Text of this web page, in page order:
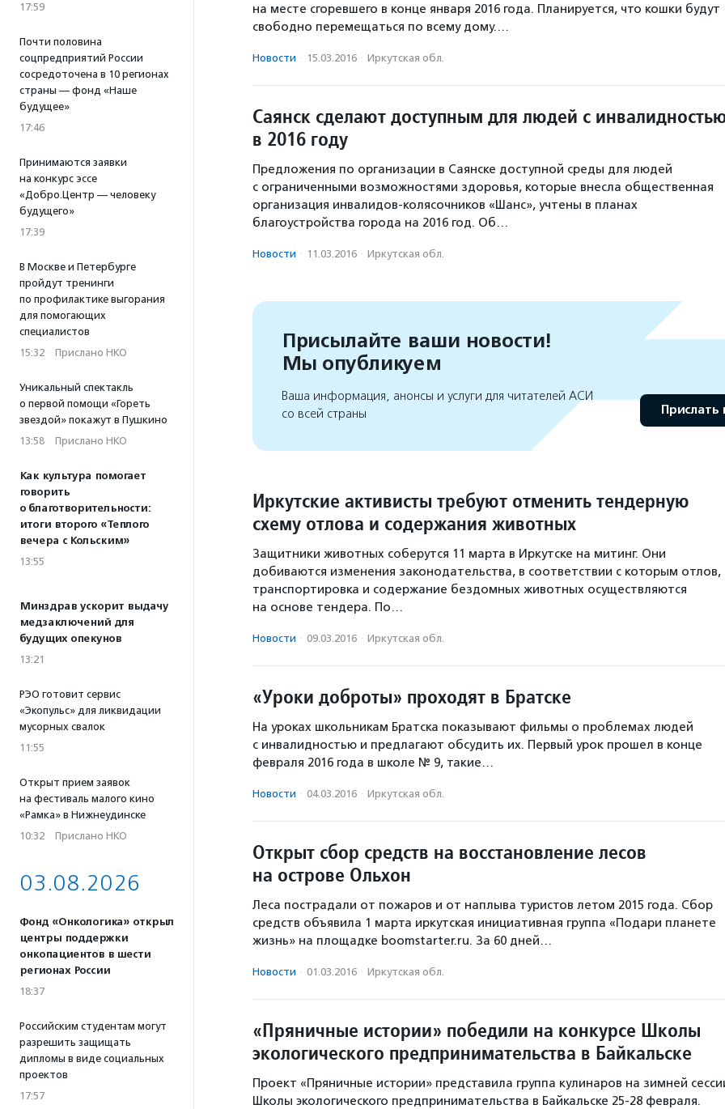
17:59
Почти половина
соцпредприятий России
сосредоточена в 10 регионах
страны — фонд «Наше
будущее»
17:46
Принимаются заявки
на конкурс эссе
«Добро.Центр — человеку
будущего»
17:39
В Москве и Петербурге
пройдут тренинги
по профилактике выгорания
для помогающих
специалистов
15:32 · Прислано НКО
Уникальный спектакль
о первой помощи «Гореть
звездой» покажут в Пушкино
13:58 · Прислано НКО
Как культура помогает
говорить
о благотворительности:
итоги второго «Теплого
вечера с Кольским»
13:55
Минздрав ускорит выдачу
медзаключений для
будущих опекунов
13:21
РЭО готовит сервис
«Экопульс» для ликвидации
мусорных свалок
11:55
Открыт прием заявок
на фестиваль малого кино
«Рамка» в Нижнеудинске
10:32 · Прислано НКО
03.08.2026
Фонд «Онкологика» открыл
центры поддержки
онкопациентов в шести
регионах России
18:37
Российским студентам могут
разрешить защищать
дипломы в виде социальных
проектов
17:57
на месте сгоревшего в конце января 2016 года. Планируется, что кошки будут
свободно перемещаться по всему дому.…
Новости · 15.03.2016 · Иркутская обл.
Саянск сделают доступным для людей с
в 2016 году
Предложения по организации в Саянске доступной среды для людей
с ограниченными возможностями здоровья, которые внесла общественная
организация инвалидов-колясочников «Шанс», учтены в планах
благоустройства города на 2016 год. Об…
Новости · 11.03.2016 · Иркутская обл.
Присылайте ваши новости!
Мы опубликуем
Ваша информация, анонсы и услуги для читателей АСИ
со всей страны
Прислать
Иркутские активисты требуют отменить тендерную
схему отлова и содержания животных
Защитники животных соберутся 11 марта в Иркутске на митинг. Они
добиваются изменения законодательства, в соответствии с которым отлов,
транспортировка и содержание бездомных животных осуществляются
на основе тендера. По…
Новости · 09.03.2016 · Иркутская обл.
«Уроки доброты» проходят в Братске
На уроках школьникам Братска показывают фильмы о проблемах людей
с инвалидностью и предлагают обсудить их. Первый урок прошел в конце
февраля 2016 года в школе № 9, такие…
Новости · 04.03.2016 · Иркутская обл.
Открыт сбор средств на восстановление лесов
на острове Ольхон
Леса пострадали от пожаров и от наплыва туристов летом 2015 года. Сбор
средств объявила 1 марта иркутская инициативная группа «Подари планете
жизнь» на площадке boomstarter.ru. За 60 дней…
Новости · 01.03.2016 · Иркутская обл.
«Пряничные истории» победили на конкурсе Школы
экологического предпринимательства в Байкальске
Проект «Пряничные истории» представила группа кулинаров на зимней
Школы экологического предпринимательства в Байкальске 25-28 февраля.